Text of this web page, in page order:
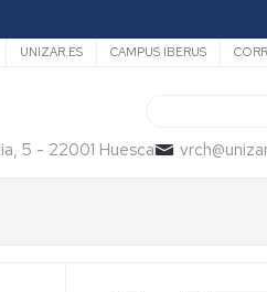
UNIZAR.ES CAMPUS IBERUS
5 - 22001 Huesca